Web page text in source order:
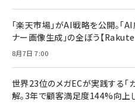
「楽天市場」がAI戦略を公開。「
ナー画像生成」の全ぼう【
8月7日 7:00
世界23位のメガECが実践する「
解。3年で顧客満足度144%向上